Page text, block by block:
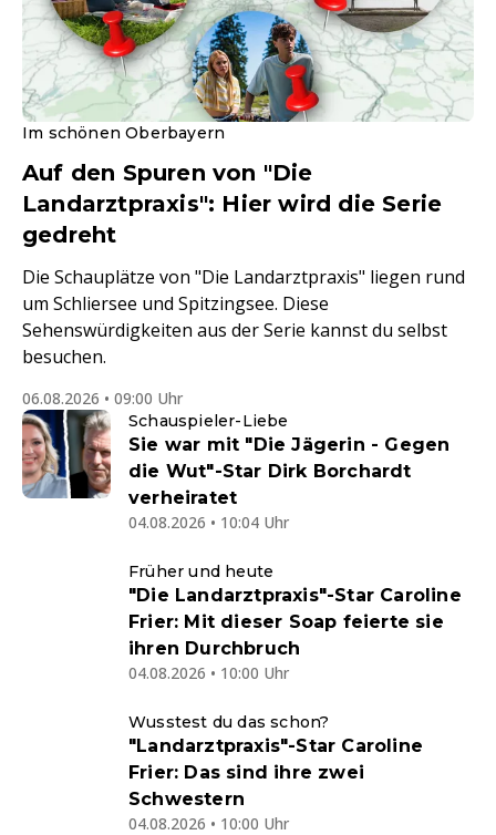
Im schönen Oberbayern
Auf den Spuren von "Die
Landarztpraxis": Hier wird die Serie
gedreht
Die Schauplätze von "Die Landarztpraxis" liegen rund
um Schliersee und Spitzingsee. Diese
Sehenswürdigkeiten aus der Serie kannst du selbst
besuchen.
06.08.2026 • 09:00 Uhr
Schauspieler-Liebe
Sie war mit "Die Jägerin - Gegen
die Wut"-Star Dirk Borchardt
verheiratet
04.08.2026 • 10:04 Uhr
Früher und heute
"Die Landarztpraxis"-Star Caroline
Frier: Mit dieser Soap feierte sie
ihren Durchbruch
04.08.2026 • 10:00 Uhr
Wusstest du das schon?
"Landarztpraxis"-Star Caroline
Frier: Das sind ihre zwei
Schwestern
04.08.2026 • 10:00 Uhr